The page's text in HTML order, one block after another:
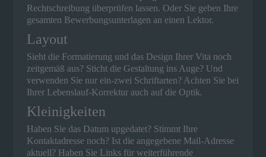
Rechtschreibung überprüfen lassen. Oder Sie geben Ihre
gesamten Bewerbungsunterlagen an einen Lektor.
Layout
Sieht die Formatierung und das Design Ihrer Vita noch
zeitgemäß aus? Sticht die Gestaltung ins Auge? Und
verwenden Sie nur ein-zwei Schriftarten? Achten Sie bei
Ihrer Lebenslauf-Korrektur auch auf die Optik.
Kleinigkeiten
Haben Sie das Datum upgedatet? Stimmt Ihre
Kontaktadresse noch? Ist die angegebene Mail-Adresse
aktuell? Haben Sie Links für weiterführende